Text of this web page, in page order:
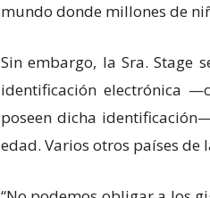
mundo donde millones de
Sin embargo, la Sra. Stage
identificación electrónica
poseen dicha
edad. Varios otros países de